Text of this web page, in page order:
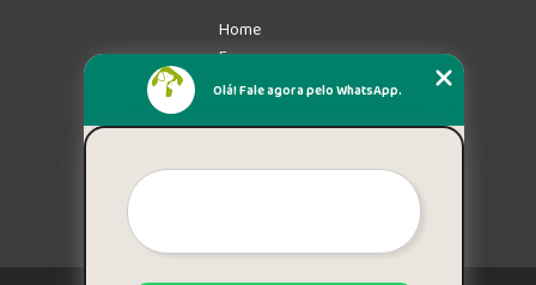
Home
Empresa
Missão
Mapa do site
Olá! Fale agora pelo WhatsApp.